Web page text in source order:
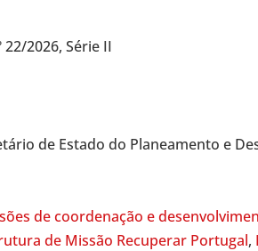
2026, Série II
de Estado do Planeamento e
de coordenação e
de Missão Recuperar Portugal,